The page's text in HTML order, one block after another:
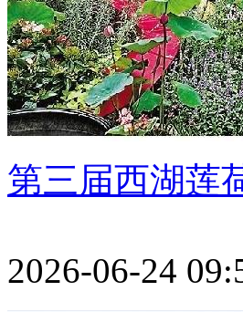
第三届西湖莲
2026-06-24